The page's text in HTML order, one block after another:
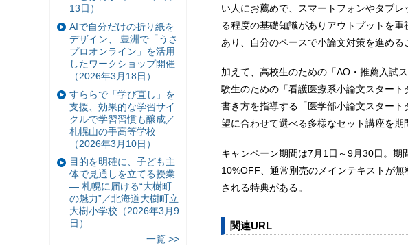
い人にお薦めで、スマートフォンやタブ
る程度の基礎知識がありアウトプットを
あり、自分のペースで小論文対策を進める
加えて、高校生のための「AO・推薦入試
験生のための「看護医療系小論文スター
書き方を指導する「医学部小論文スター
望に合わせて選べる多様なセット講座を期
キャンペーン期間は7月1日～9月30日。
10%OFF、通常別売のメインテキストが
される特典がある。
関連URL
13日）
AIで自分だけの折り紙を
デザイン、 豊洲で「うさ
プロオンライン」を活用
したワークショップ開催
（2026年3月18日）
すららで「学び直し」を
支援、効果的な学習サイ
クルで学習習慣も醸成／
札幌山の手高等学校
（2026年3月10日）
目的を明確に、子ども主
体で見通しを立てる授業
— 札幌に届ける“大樹町
の魅力”／北海道大樹町立
大樹小学校（2026年3月9
日）
一覧 >>